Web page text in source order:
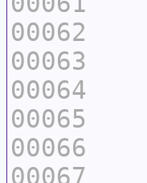
00062
00063
00064
00065
00066
00067